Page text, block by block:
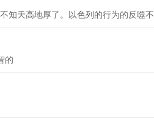
知天高地厚了。以色列的行为的反噬
的